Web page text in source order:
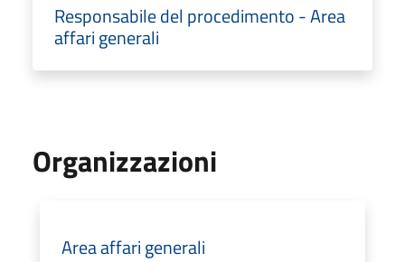
Responsabile del procedimento - Area
affari generali
Organizzazioni
Area affari generali